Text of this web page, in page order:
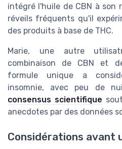
intégré l'huile de CBN à son
réveils fréquents qu'il
des produits à base de THC.
Marie, une autre
combinaison de CBN et
formule unique a
insomnie, avec peu de
consensus scientifique
anecdotes par des données
Considérations avant